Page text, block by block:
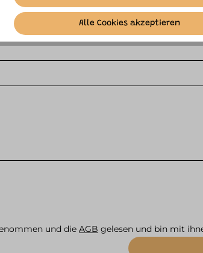
und die AGB gelesen und bin mit
Alle Cookies akzeptieren